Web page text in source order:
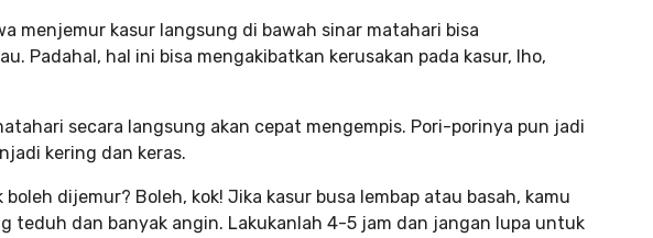
menjemur kasur langsung di bawah sinar matahari bisa
Padahal, hal ini bisa mengakibatkan kerusakan pada kasur, lho,
secara langsung akan cepat mengempis. Pori-porinya pun jadi
kering dan keras.
dijemur? Boleh, kok! Jika kasur busa lembap atau basah, kamu
teduh dan banyak angin. Lakukanlah 4-5 jam dan jangan lupa untuk